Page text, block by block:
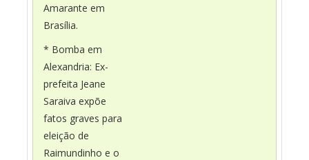
Amarante em
Brasília.
* Bomba em
Alexandria: Ex-
prefeita Jeane
Saraiva expõe
fatos graves para
eleição de
Raimundinho e o